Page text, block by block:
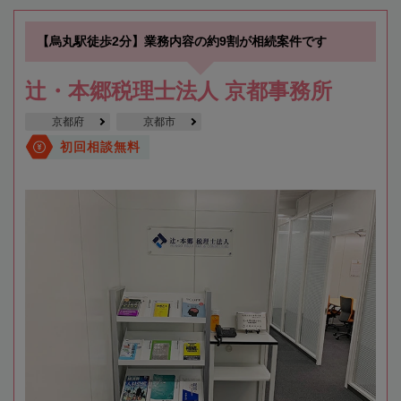
【烏丸駅徒歩2分】業務内容の約9割が相続案件です
辻・本郷税理士法人 京都事務所
京都府 京都市
初回相談無料